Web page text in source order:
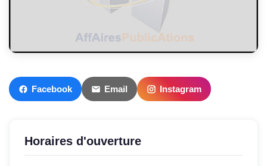
Facebook Email Instagram
Horaires d'ouverture